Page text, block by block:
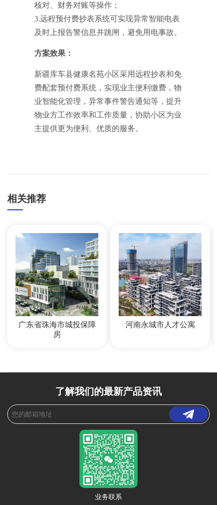
核对、财务对账等操作；
3.远程预付费抄表系统可实现异常智能电表
及时上报告警信息并跳闸，避免用电事故。
方案效果：
新疆库车县健康名苑小区采用远程抄表和免
费配套预付费系统，实现业主便利缴费，物
业智能化管理，异常事件警告通知等，提升
物业方工作效率和工作质量，协助小区为业
主提供更为便利、优质的服务。
相关推荐
广东省珠海市城投保障
房
河南永城市人才公寓
了解我们的最新产品资讯
业务联系